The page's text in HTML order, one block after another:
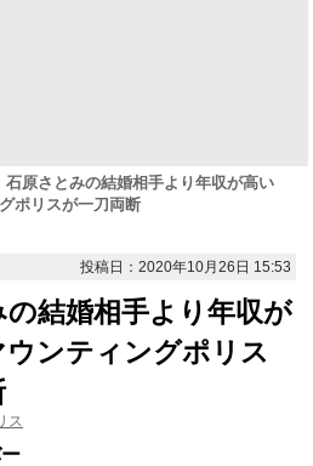
石原さとみの結婚相手より年収が高い
ポリスが一刀両断
投稿日：2020年10月26日 15:53
結婚相手より年収が
ウンティングポリス
ス